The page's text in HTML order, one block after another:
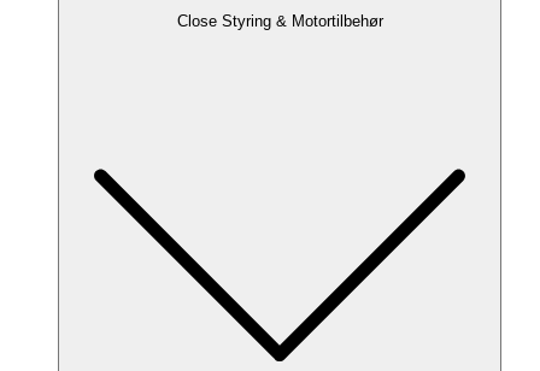
Close Styring & Motortilbehør